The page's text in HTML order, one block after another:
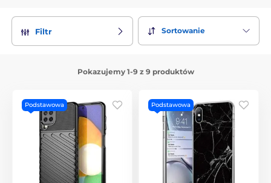
Filtr Sortowanie
Pokazujemy 1-9 z 9 produktów
Podstawowa Podstawowa